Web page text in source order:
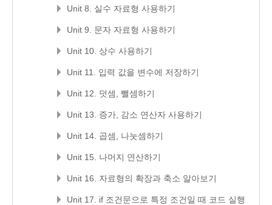
Unit 8. 실수 자료형 사용하기
Unit 9. 문자 자료형 사용하기
Unit 10. 상수 사용하기
Unit 11. 입력 값을 변수에 저장하기
Unit 12. 덧셈, 뺄셈하기
Unit 13. 증가, 감소 연산자 사용하기
Unit 14. 곱셈, 나눗셈하기
Unit 15. 나머지 연산하기
Unit 16. 자료형의 확장과 축소 알아보기
Unit 17. if 조건문으로 특정 조건일 때 코드 실행